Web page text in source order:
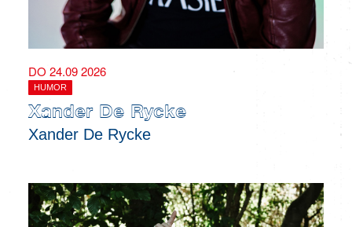
DO 24.09 2026
HUMOR
Xander De Rycke
Xander De Rycke